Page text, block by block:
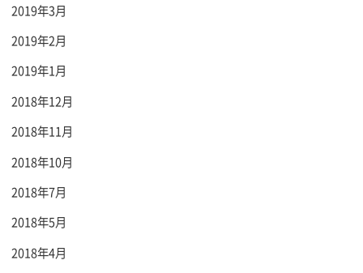
2019年3月
2019年2月
2019年1月
2018年12月
2018年11月
2018年10月
2018年7月
2018年5月
2018年4月